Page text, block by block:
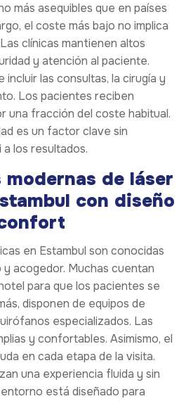
más asequibles que en países
el coste más bajo no implica
clínicas mantienen altos
y atención al paciente.
incluir las consultas, la cirugía y
Los pacientes reciben
una fracción del coste habitual.
es un factor clave sin
a los resultados.
de láser
con diseño
en Estambul son conocidas
acogedor. Muchas cuentan
para que los pacientes se
disponen de equipos de
especializados. Las
y confortables. Asimismo, el
en cada etapa de la visita.
una experiencia fluida y sin
está diseñado para